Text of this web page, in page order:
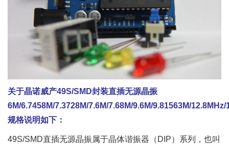
关于晶诺威产49S/SMD封装直插无源晶振
6M/6.7458M/7.3728M/7.6M/7.68M/9.6M/9.81563M/12.8MHz/
规格说明如下：
49S/SMD直插无源晶振属于晶体谐振器（DIP）系列，也叫